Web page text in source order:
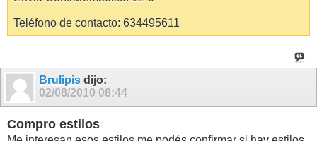
Teléfono de contacto: 634495611
Brulipis dijo:
02/08/2010 08:44
Compro estilos